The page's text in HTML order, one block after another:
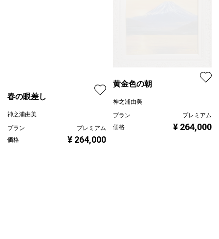
春の眼差し
神之浦由美
プラン
プレミアム
価格
¥ 264,000
黄金色の朝
神之浦由美
プラン
プレミアム
価格
¥ 264,000